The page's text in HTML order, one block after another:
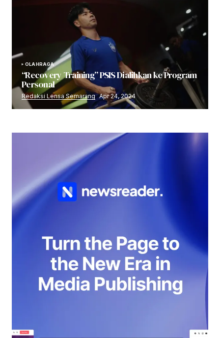
OLAHRAGA
“Recovery Training” PSIS Dialihkan ke Program
Personal
Redaksi Lensa Semarang Apr 24, 2024